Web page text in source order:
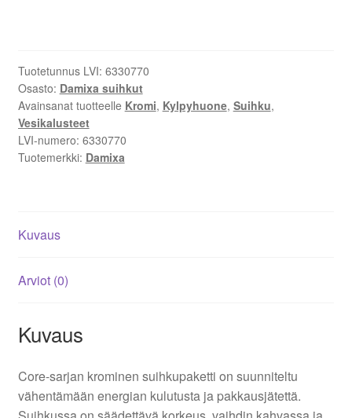
Kuumavesisuojaus
määrä
Tuotetunnus LVI: 6330770
Osasto: Damixa suihkut
Avainsanat tuotteelle Kromi, Kylpyhuone, Suihku,
Vesikalusteet
LVI-numero: 6330770
Tuotemerkki: Damixa
Kuvaus
Arviot (0)
Kuvaus
Core-sarjan krominen suihkupaketti on suunniteltu
vähentämään energian kulutusta ja pakkausjätettä.